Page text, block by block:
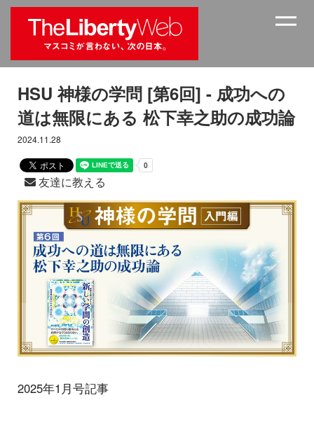
HSU 神様の学問 [第6回] - 成功への
道は無限にある 松下幸之助の成功論
2024.11.28
友達に教える
2025年1月号記事